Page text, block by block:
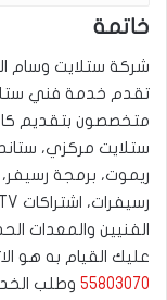
خاتمة
شركة ستلايت وسام
تقدم خدمة فني
متخصصون بتقديم
ستلايت مركزي،
ريموت، برمجة
الفنيين والمعدات
عليك القيام به هو
55803070 وطلب